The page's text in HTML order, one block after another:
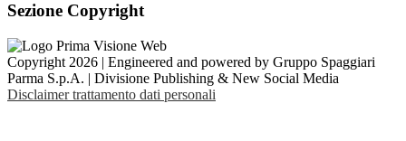
Sezione Copyright
Copyright 2026 | Engineered and powered by Gruppo Spaggiari
Parma S.p.A. | Divisione Publishing & New Social Media
Disclaimer trattamento dati personali